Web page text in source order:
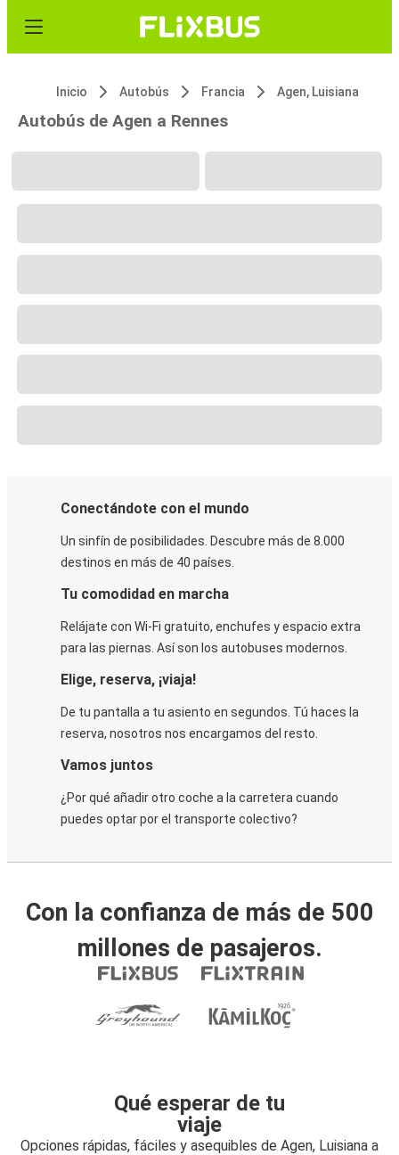
Inicio Autobús Francia Agen, Luisiana
Autobús de Agen a Rennes
Conectándote con el mundo
Un sinfín de posibilidades. Descubre más de 8.000
destinos en más de 40 países.
Tu comodidad en marcha
Relájate con Wi-Fi gratuito, enchufes y espacio extra
para las piernas. Así son los autobuses modernos.
Elige, reserva, ¡viaja!
De tu pantalla a tu asiento en segundos. Tú haces la
reserva, nosotros nos encargamos del resto.
Vamos juntos
¿Por qué añadir otro coche a la carretera cuando
puedes optar por el transporte colectivo?
Con la confianza de más de 500
millones de pasajeros.
Qué esperar de tu
viaje
Opciones rápidas, fáciles y asequibles de Agen, Luisiana a